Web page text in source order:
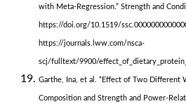
with Meta-Regression.” Strength and
https://doi.org/10.1519/
https://journals.lww.com/nsca-
scj/fulltext/9900/
Garthe, Ina, et al. “Effect of Two Different
Composition and Strength and Power-